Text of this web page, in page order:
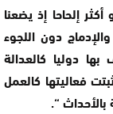
إلحاحا إذ يضعنا
دون اللجوء
دوليا كالعدالة
فعاليتها كالعمل
بالأحداث “.